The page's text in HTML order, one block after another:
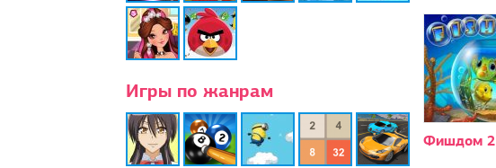
Игры по жанрам
Фишдом 2